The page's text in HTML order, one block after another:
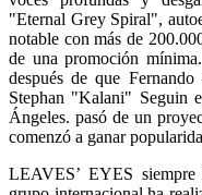
"Eternal Grey Spiral",
notable con más de
de una promoción
después de que
Stephan "Kalani" Seguin
Ángeles. pasó de un
comenzó a ganar
LEAVES’ EYES